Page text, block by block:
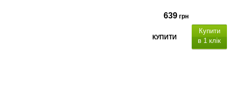
639 грн
КУПИТИ
Купити
в 1 клік